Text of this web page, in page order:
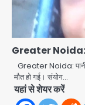
Greater Noida:
Greater Noida:
मौत हो गई। संयोग…
यहां से शेयर करें